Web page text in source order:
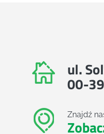
ul.
00-
Znajdź